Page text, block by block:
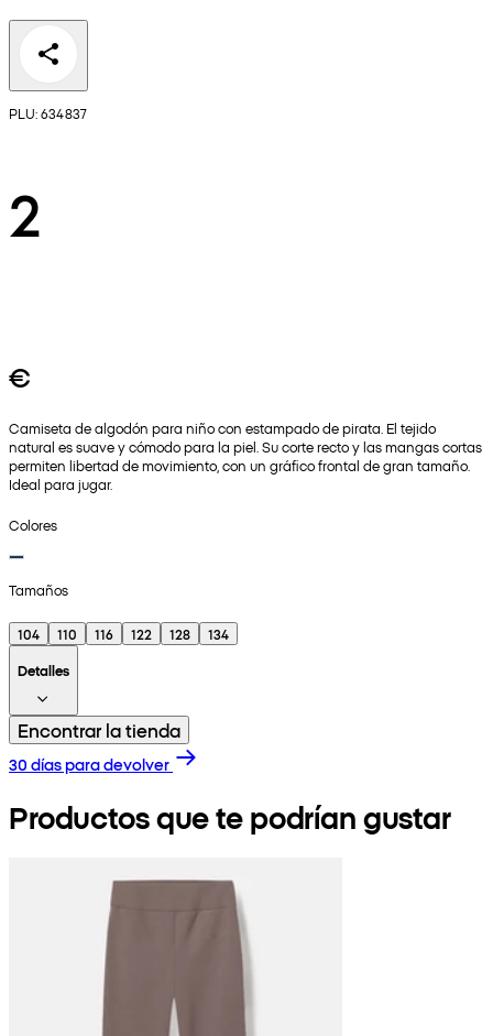
PLU: 634837
2
€
Camiseta de algodón para niño con estampado de pirata. El tejido
natural es suave y cómodo para la piel. Su corte recto y las mangas cortas
permiten libertad de movimiento, con un gráfico frontal de gran tamaño.
Ideal para jugar.
Colores
Tamaños
104 110 116 122 128
134
Detalles
Encontrar la tienda
30 días para devolver
Productos que te podrían gustar